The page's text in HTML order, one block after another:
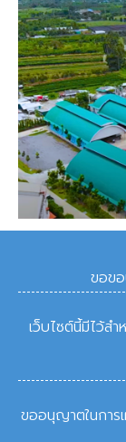
ขอข
เว็บไซต์นี้มีไว้ส
ขออนุญาตในการ